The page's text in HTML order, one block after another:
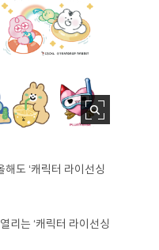
도 ‘캐릭터 라이선싱
리는 ‘캐릭터 라이선싱